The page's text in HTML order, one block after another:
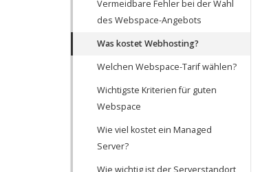
Vermeidbare Fehler bei der Wahl
des Webspace-Angebots
Was kostet Webhosting?
Welchen Webspace-Tarif wählen?
Wichtigste Kriterien für guten
Webspace
Wie viel kostet ein Managed
Server?
Wie wichtig ist der Serverstandort